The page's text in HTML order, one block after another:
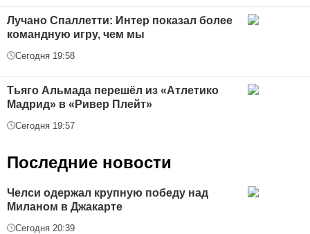
Лучано Спаллетти: Интер показал более
командную игру, чем мы
Сегодня 19:58
Тьяго Альмада перешёл из «Атлетико
Мадрид» в «Ривер Плейт»
Сегодня 19:57
Последние новости
Челси одержал крупную победу над
Миланом в Джакарте
Сегодня 20:39